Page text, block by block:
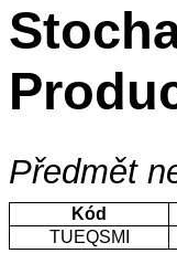
Předmět
Kód
TUEQSMI